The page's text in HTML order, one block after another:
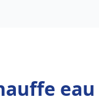
eau